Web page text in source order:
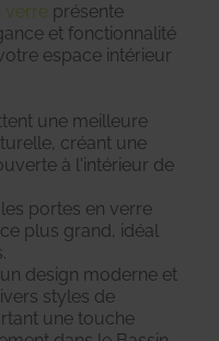
verre présente
et fonctionnalité
espace intérieur
une meilleure
créant une
à l'intérieur de
portes en verre
plus grand, idéal
design moderne et
styles de
une touche